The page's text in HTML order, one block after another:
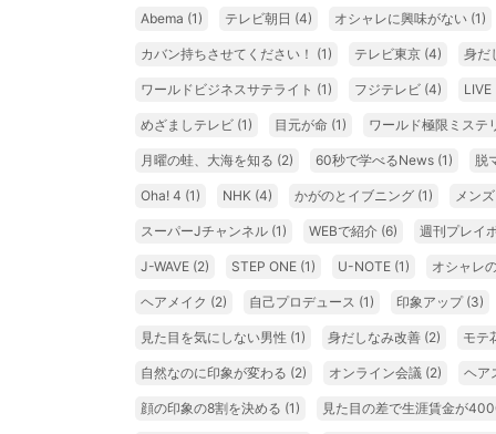
Abema (1) テレビ朝日 (4) オシャレに興味がない (1)
カバン持ちさせてください！ (1) テレビ東京 (4) 身だ
ワールドビジネスサテライト (1) フジテレビ (4)
めざましテレビ (1) 目元が命 (1) ワールド極限ミステ
月曜の蛙、大海を知る (2) 60秒で学べるNews (1) 脱
Oha! 4 (1) NHK (4) かがのとイブニング (1) メン
スーパーJチャンネル (1) WEBで紹介 (6) 週刊プレイ
J-WAVE (2) STEP ONE (1) U-NOTE (1) オシャレ
ヘアメイク (2) 自己プロデュース (1) 印象アップ (3)
見た目を気にしない男性 (1) 身だしなみ改善 (2) モテ
自然なのに印象が変わる (2) オンライン会議 (2) ヘア
顔の印象の8割を決める (1) 見た目の差で生涯賃金が